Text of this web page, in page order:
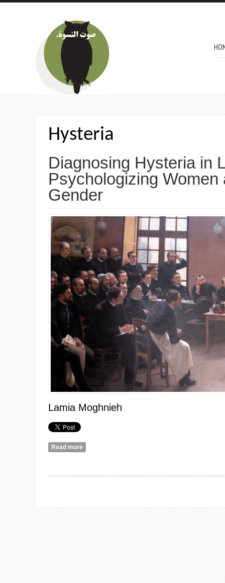
Skip to main content
Hysteria
Diagnosing Hysteria in
Psychologizing Women
Gender
Lamia Moghnieh
Read more